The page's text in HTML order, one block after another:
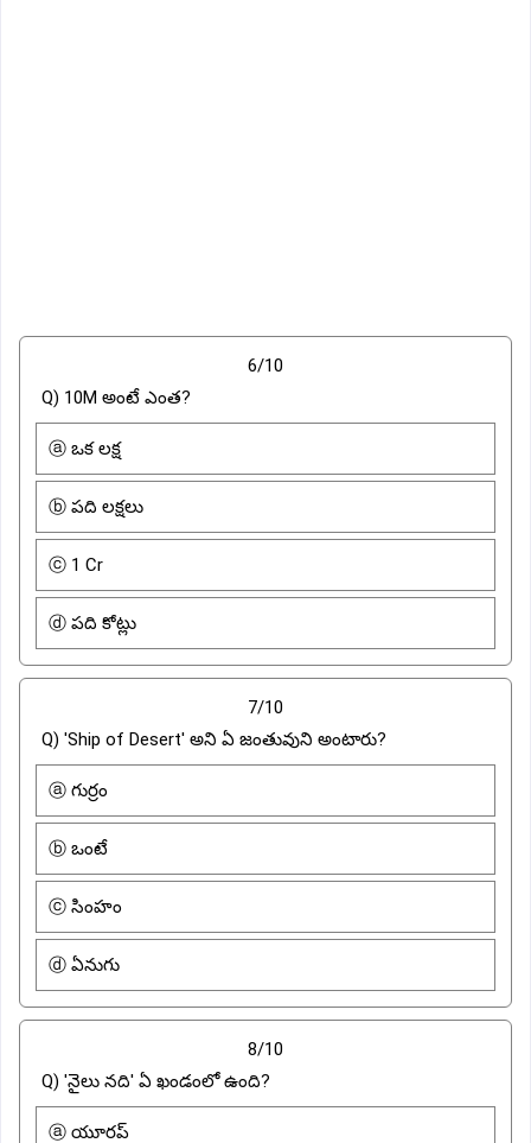
6/10
Q) 10M అంటే ఎంత?
ⓐ ఒక లక్ష
ⓑ పది లక్షలు
ⓒ 1 Cr
ⓓ పది కోట్లు
7/10
Q) 'Ship of Desert' అని ఏ జంతువుని అంటారు?
ⓐ గుర్రం
ⓑ ఒంటే
ⓒ సింహం
ⓓ ఏనుగు
8/10
Q) 'నైలు నది' ఏ ఖండంలో ఉంది?
ⓐ యూరప్